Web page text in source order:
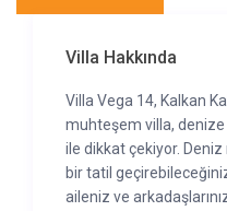
Villa Hakkında
Villa Vega 14, Kalkan
muhteşem villa, denize
ile dikkat çekiyor.
bir tatil
aileniz ve